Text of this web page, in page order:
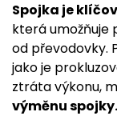
Spojka je
která umožňuje
od převodovky.
jako je
ztráta výkonu,
výměnu spojky.